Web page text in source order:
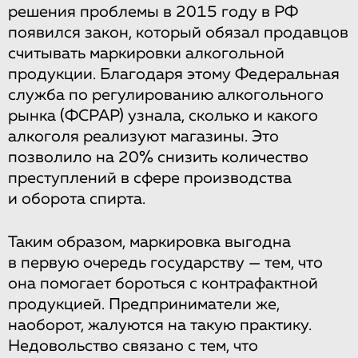
решения проблемы в 2015 году в РФ
появился закон, который обязал продавцов
считывать маркировки алкогольной
продукции. Благодаря этому Федеральная
служба по регулированию алкогольного
рынка (ФСРАР) узнала, сколько и какого
алкоголя реализуют магазины. Это
позволило на 20% снизить количество
преступлений в сфере производства
и оборота спирта.
Таким образом, маркировка выгодна
в первую очередь государству — тем, что
она помогает бороться с контрафактной
продукцией. Предприниматели же,
наоборот, жалуются на такую практику.
Недовольство связано с тем, что